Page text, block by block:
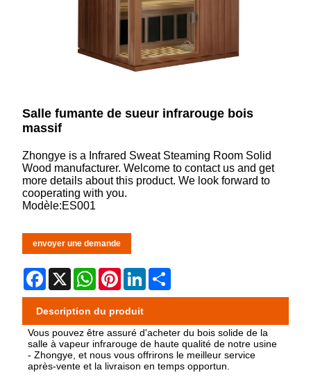
Salle fumante de sueur infrarouge bois
massif
Zhongye is a Infrared Sweat Steaming Room Solid
Wood manufacturer. Welcome to contact us and get
more details about this product. We look forward to
cooperating with you.
Modèle:ES001
envoyer une demande
Facebook
X WhatsApp
PinterestLinkedIn
Description du produit
Vous pouvez être assuré d'acheter du bois solide de la
salle à vapeur infrarouge de haute qualité de notre usine
- Zhongye, et nous vous offrirons le meilleur service
après-vente et la livraison en temps opportun.